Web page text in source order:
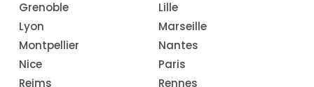
Grenoble
Lille
Lyon
Marseille
Montpellier
Nantes
Nice
Paris
Reims
Rennes